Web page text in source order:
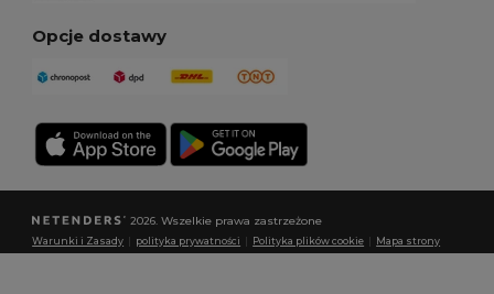
Opcje dostawy
2026. Wszelkie prawa zastrzeżone
Warunki i Zasady polityka prywatności Polityka plików cookie Mapa strony